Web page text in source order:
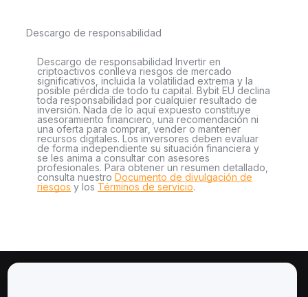
Descargo de responsabilidad
Descargo de responsabilidad Invertir en
criptoactivos conlleva riesgos de mercado
significativos, incluida la volatilidad extrema y la
posible pérdida de todo tu capital. Bybit EU declina
toda responsabilidad por cualquier resultado de
inversión. Nada de lo aquí expuesto constituye
asesoramiento financiero, una recomendación ni
una oferta para comprar, vender o mantener
recursos digitales. Los inversores deben evaluar
de forma independiente su situación financiera y
se les anima a consultar con asesores
profesionales. Para obtener un resumen detallado,
consulta nuestro Documento de divulgación de
riesgos y los Términos de servicio.